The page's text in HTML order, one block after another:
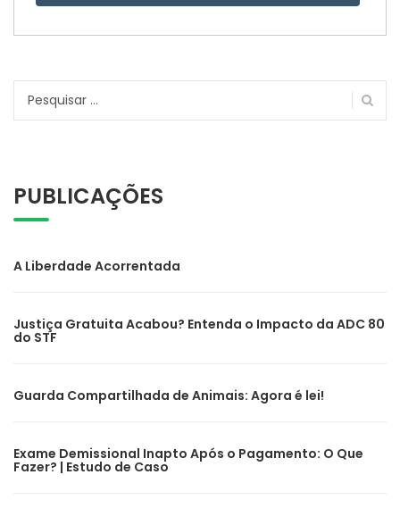
Pesquisar
PUBLICAÇÕES
A Liberdade Acorrentada
Justiça Gratuita Acabou? Entenda o Impacto da ADC 80
do STF
Guarda Compartilhada de Animais: Agora é lei!
Exame Demissional Inapto Após o Pagamento: O Que
Fazer? | Estudo de Caso